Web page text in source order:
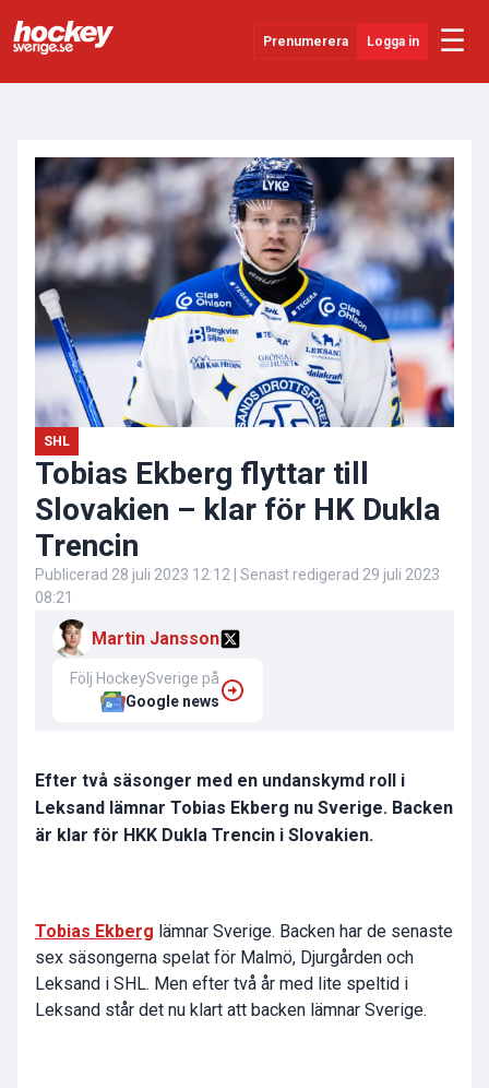
Prenumerera Logga in ☰
SHL
Evenemang
Övrigt
SHL
Tobias Ekberg flyttar till
Slovakien – klar för HK Dukla
Trencin
Publicerad 28 juli 2023 12:12 | Senast redigerad 29 juli 2023
08:21
Martin Jansson
Följ HockeySverige på
Google news
Efter två säsonger med en undanskymd roll i
Leksand lämnar Tobias Ekberg nu Sverige. Backen
är klar för HKK Dukla Trencin i Slovakien.
Tobias Ekberg lämnar Sverige. Backen har de senaste
sex säsongerna spelat för Malmö, Djurgården och
Leksand i SHL. Men efter två år med lite speltid i
Leksand står det nu klart att backen lämnar Sverige.